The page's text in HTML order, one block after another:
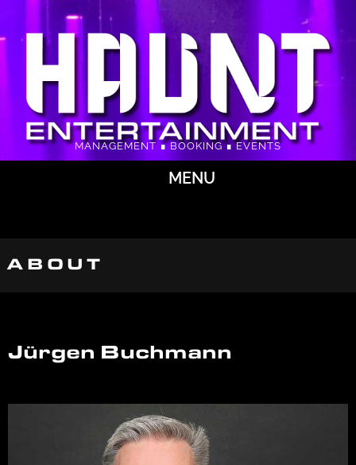
MENU
MANAGEMENT ∎ BOOKING ∎ EVENTS
ABOUT
Jürgen Buchmann